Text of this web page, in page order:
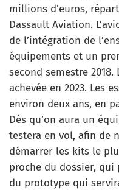
millions d’euros,
Dassault Aviation.
de l’intégration de
équipements et un
second semestre
achevée en 2023. Les
environ deux ans, en
Dès qu’on aura un
testera en vol, afin de
démarrer les kits le
proche du dossier, qui
du prototype qui